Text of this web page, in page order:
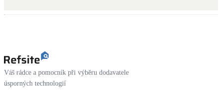
Váš rádce a pomocník při výběru dodavatele
úsporných technologií